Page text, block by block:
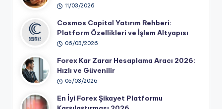
11/03/2026
Cosmos Capital Yatırım Rehberi:
Platform Özellikleri ve İşlem Altyapısı
06/03/2026
Forex Kar Zarar Hesaplama Aracı 2026:
Hızlı ve Güvenilir
05/03/2026
En İyi Forex Şikayet Platformu